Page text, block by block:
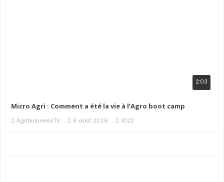
2:03
Micro Agri : Comment a été la vie à l’Agro boot camp
AgribusinessTV 6 août 2026 1022